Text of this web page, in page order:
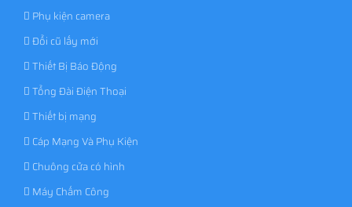
Phụ kiện camera
Đổi cũ lấy mới
Thiết Bị Báo Động
Tổng Đài Điện Thoại
Thiết bị mạng
Cáp Mạng Và Phụ Kiện
Chuông cửa có hình
Máy Chấm Công